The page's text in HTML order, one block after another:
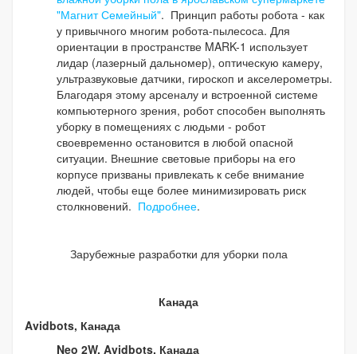
"Магнит Семейный". Принцип работы робота - как
у привычного многим робота-пылесоса. Для
ориентации в пространстве MARK-1 использует
лидар (лазерный дальномер), оптическую камеру,
ультразвуковые датчики, гироскоп и акселерометры.
Благодаря этому арсеналу и встроенной системе
компьютерного зрения, робот способен выполнять
уборку в помещениях с людьми - робот
своевременно остановится в любой опасной
ситуации. Внешние световые приборы на его
корпусе призваны привлекать к себе внимание
людей, чтобы еще более минимизировать риск
столкновений. Подробнее.
Зарубежные разработки для уборки пола
Канада
Avidbots, Канада
Neo 2W, Avidbots, Канада